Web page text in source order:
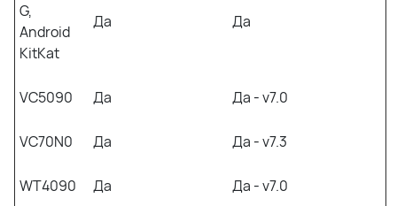
G,
Android
KitKat
Да Да
VC5090 Да Да - v7.0
VC70N0 Да Да - v7.3
WT4090 Да Да - v7.0